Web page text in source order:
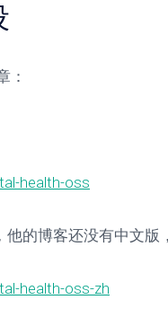
豆
：
health-oss
的博客还没有中文版
health-oss-zh